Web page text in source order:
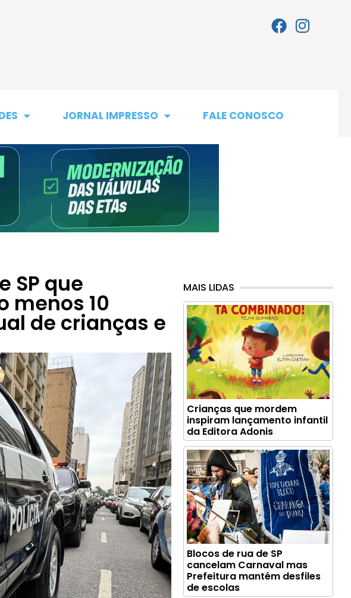
JORNAL IMPRESSO FALE CONOSCO
SP que
menos 10
de crianças e
MAIS LIDAS
Crianças que mordem
inspiram lançamento infantil
da Editora Adonis
Blocos de rua de SP
cancelam Carnaval mas
Prefeitura mantém desfiles
de escolas